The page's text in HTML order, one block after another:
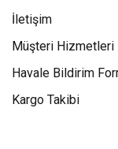
İletişim
Müşteri Hizmetleri
Havale Bildirim
Kargo Takibi